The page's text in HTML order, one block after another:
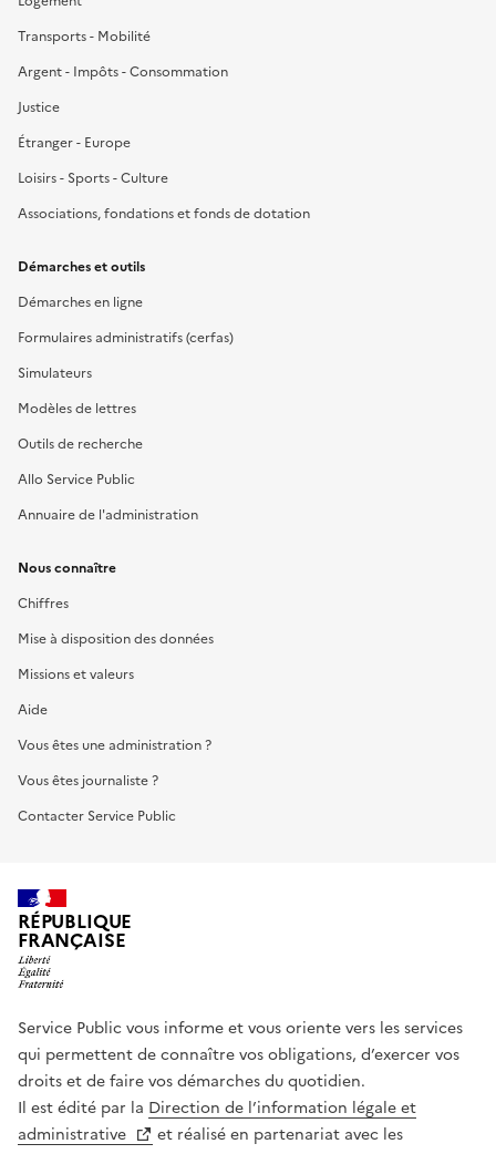
Transports - Mobilité
Argent - Impôts - Consommation
Justice
Étranger - Europe
Loisirs - Sports - Culture
Associations, fondations et fonds de dotation
Démarches et outils
Démarches en ligne
Formulaires administratifs (cerfas)
Simulateurs
Modèles de lettres
Outils de recherche
Allo Service Public
Annuaire de l'administration
Nous connaître
Chiffres
Mise à disposition des données
Missions et valeurs
Aide
Vous êtes une administration ?
Vous êtes journaliste ?
Contacter Service Public
RÉPUBLIQUE
FRANÇAISE
Service Public vous informe et vous oriente vers les services
qui permettent de connaître vos obligations, d’exercer vos
droits et de faire vos démarches du quotidien.
Il est édité par la Direction de l’information légale et
administrative
et réalisé en partenariat avec les